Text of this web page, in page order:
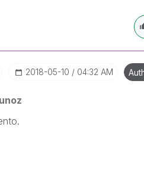
‎2018-05-10 04:32 AM